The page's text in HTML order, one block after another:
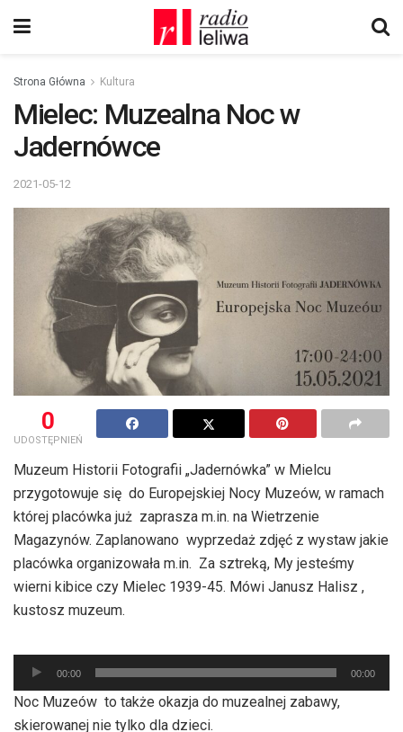
Strona Główna Kultura
Mielec: Muzealna Noc w
Jadernówce
2021-05-12
0
UDOSTĘPNIEŃ
Muzeum Historii Fotografii „Jadernówka” w Mielcu
przygotowuje się do Europejskiej Nocy Muzeów, w ramach
której placówka już zaprasza m.in. na Wietrzenie
Magazynów. Zaplanowano wyprzedaż zdjęć z wystaw jakie
placówka organizowała m.in. Za sztreką, My jesteśmy
wierni kibice czy Mielec 1939-45. Mówi Janusz Halisz ,
kustosz muzeum.
Odtwarzacz
plików
dźwiękowych
00:00 00:00
Noc Muzeów to także okazja do muzealnej zabawy,
skierowanej nie tylko dla dzieci.